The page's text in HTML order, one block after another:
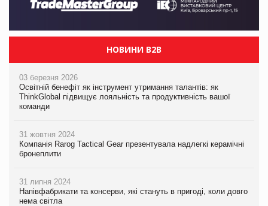
НОВИНИ B2B
03 березня 2026
Освітній бенефіт як інструмент утримання талантів: як
ThinkGlobal підвищує лояльність та продуктивність вашої
команди
31 жовтня 2024
Компанія Rarog Tactical Gear презентувала надлегкі керамічні
бронеплити
31 липня 2024
Напівфабрикати та консерви, які стануть в пригоді, коли довго
нема світла